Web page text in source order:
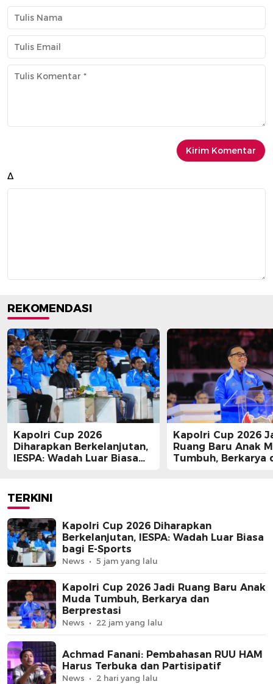
Δ
REKOMENDASI
Kapolri Cup 2026
Diharapkan Berkelanjutan,
IESPA: Wadah Luar Biasa
Kapolri Cup 2026
Ruang Baru Anak
Tumbuh, Berkarya
TERKINI
Kapolri Cup 2026 Diharapkan
Berkelanjutan, IESPA: Wadah Luar Biasa
bagi E-Sports
News 5 jam yang lalu
Kapolri Cup 2026 Jadi Ruang Baru Anak
Muda Tumbuh, Berkarya dan
Berprestasi
News 22 jam yang lalu
Achmad Fanani: Pembahasan RUU HAM
Harus Terbuka dan Partisipatif
News 2 hari yang lalu